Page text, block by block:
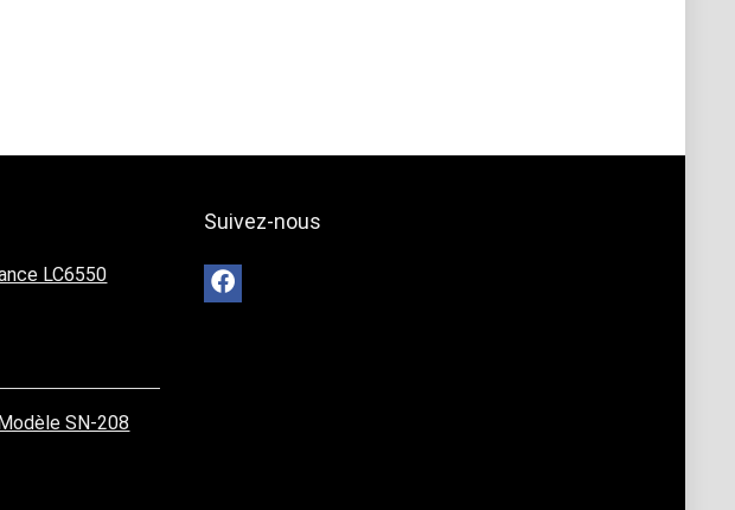
LC6550
SN-208
Suivez-nous